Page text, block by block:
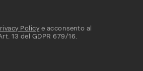
Policy e acconsento al
13 del GDPR 679/16.